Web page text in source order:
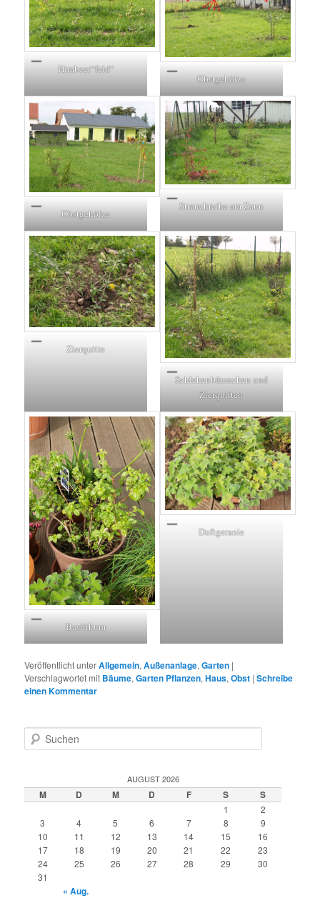
Himbeer“feld“
Obstgehölze
Obstgehölze
Strauchreihe am Zaun
Zierquitte
Schlehenbäumchen und
Zierquitten
Basilikum
Duftgeranie
Veröffentlicht unterAllgemein,Außenanlage,Garten |
Verschlagwortet mit Bäume,Garten Pflanzen,Haus,Obst |Schreibe
einen Kommentar
u
e
n
AUGUST 2026
M D M D F S S
1
2
3
4 5 6 7 8
9
10
11 12 13 14 15
16
17
18 19 20 21 22
23
24
25 26 27 28 29
30
31
« Aug.